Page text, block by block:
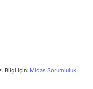
Bilgi için: Midas Sorumluluk